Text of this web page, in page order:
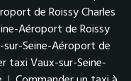
de Roissy Charles
Aéroport de Roissy
Seine-Aéroport de
taxi Vaux-sur-Seine-